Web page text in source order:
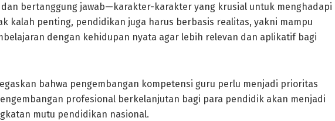
bertanggung jawab—karakter-karakter yang krusial untuk menghadapi
kalah penting, pendidikan juga harus berbasis realitas, yakni mampu
dengan kehidupan nyata agar lebih relevan dan aplikatif bagi
bahwa pengembangan kompetensi guru perlu menjadi prioritas
profesional berkelanjutan bagi para pendidik akan menjadi
mutu pendidikan nasional.